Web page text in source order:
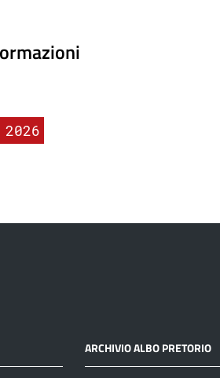
ARCHIVIO ALBO PRETORIO